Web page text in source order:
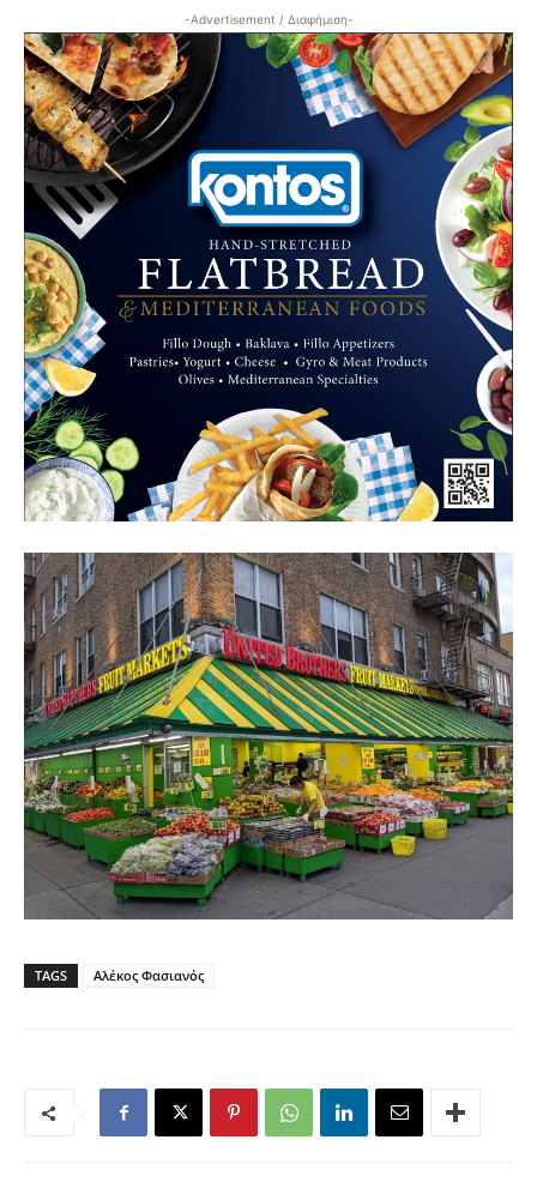
-Advertisement / Διαφήμιση-
TAGS Αλέκος Φασιανός